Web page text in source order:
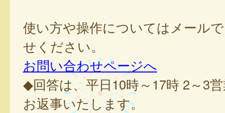
使い方や操作についてはメール
せください。
お問い合わせページへ
◆回答は、平日10時～17時 2～3
お返事いたします。